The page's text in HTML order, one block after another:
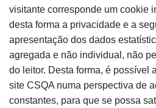
visitante corresponde um cookie
desta forma a privacidade e a
apresentação dos dados
agregada e não individual, não
do leitor. Desta forma, é possível
site CSQA numa perspectiva de
constantes, para que se possa